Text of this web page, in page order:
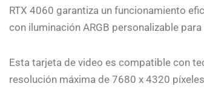
RTX 4060 garantiza un funcionamiento
con iluminación ARGB personalizable
Esta tarjeta de video es compatible con
resolución máxima de 7680 x 4320